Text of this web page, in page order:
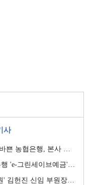
사
긴장’ [막 오른 금융권 하투(夏鬪)]
' [이주의 은행 예금금리-8월 1주]
···교육·디지털·기획 '올라운더'